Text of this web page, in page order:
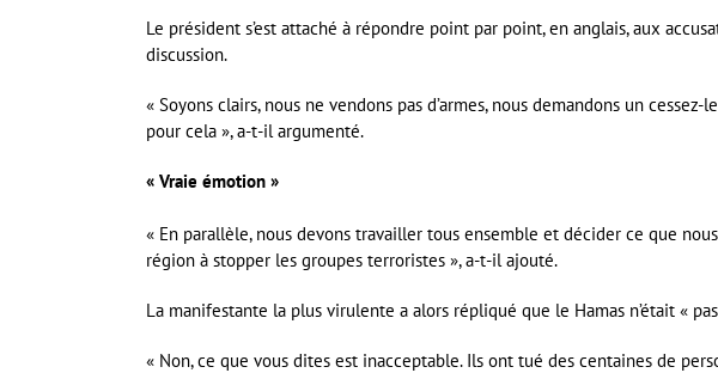
Le président s’est attaché à répondre point par point, en anglais, aux
discussion.
« Soyons clairs, nous ne vendons pas d’armes, nous demandons un
pour cela », a-t-il argumenté.
« Vraie émotion »
« En parallèle, nous devons travailler tous ensemble et décider ce que
région à stopper les groupes terroristes », a-t-il ajouté.
La manifestante la plus virulente a alors répliqué que le Hamas n’était «
« Non, ce que vous dites est inacceptable. Ils ont tué des centaines de